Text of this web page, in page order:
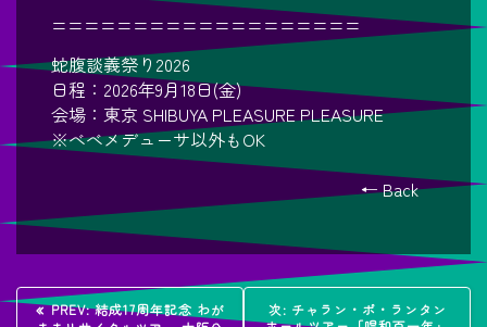
===================
蛇腹談義祭り2026
日程：2026年9月18日(金)
会場：東京 SHIBUYA PLEASURE PLEASURE
※べべメデューサ以外もOK
← Back
投PREV:過
結成17周年記念 わが
次: 次
チャラン・ポ・ランタン